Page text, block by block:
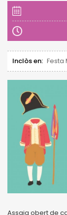
Inclòs en: Festa
Assaig obert de